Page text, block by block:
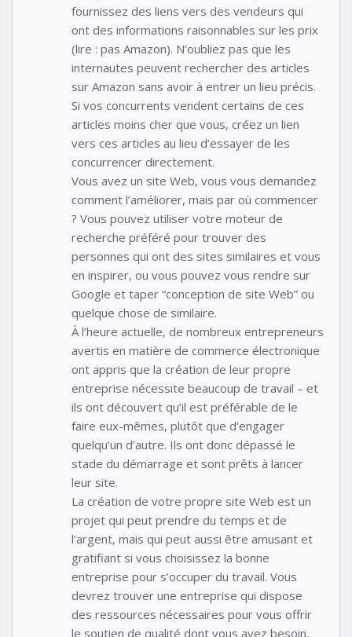
fournissez des liens vers des vendeurs qui
ont des informations raisonnables sur les prix
(lire : pas Amazon). N’oubliez pas que les
internautes peuvent rechercher des articles
sur Amazon sans avoir à entrer un lieu précis.
Si vos concurrents vendent certains de ces
articles moins cher que vous, créez un lien
vers ces articles au lieu d’essayer de les
concurrencer directement.
Vous avez un site Web, vous vous demandez
comment l’améliorer, mais par où commencer
? Vous pouvez utiliser votre moteur de
recherche préféré pour trouver des
personnes qui ont des sites similaires et vous
en inspirer, ou vous pouvez vous rendre sur
Google et taper “conception de site Web” ou
quelque chose de similaire.
À l’heure actuelle, de nombreux entrepreneurs
avertis en matière de commerce électronique
ont appris que la création de leur propre
entreprise nécessite beaucoup de travail – et
ils ont découvert qu’il est préférable de le
faire eux-mêmes, plutôt que d’engager
quelqu’un d’autre. Ils ont donc dépassé le
stade du démarrage et sont prêts à lancer
leur site.
La création de votre propre site Web est un
projet qui peut prendre du temps et de
l’argent, mais qui peut aussi être amusant et
gratifiant si vous choisissez la bonne
entreprise pour s’occuper du travail. Vous
devrez trouver une entreprise qui dispose
des ressources nécessaires pour vous offrir
le soutien de qualité dont vous avez besoin,